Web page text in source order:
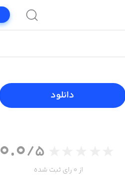
دانلود
0.0/5
از 0 رای ثبت شده